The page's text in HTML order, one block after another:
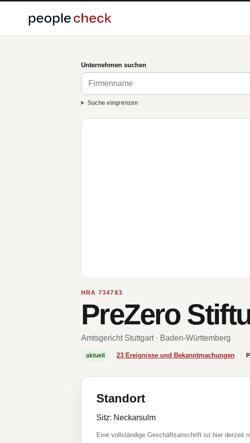
Unternehmen suchen
Suche eingrenzen
HRA 734783
PreZero
Amtsgericht Stuttgart · Baden-Württemberg
aktuell 23 Ereignisse und Bekanntmachungen
Standort
Sitz: Neckarsulm
Eine vollständige Geschäftsanschrift ist hier derzeit